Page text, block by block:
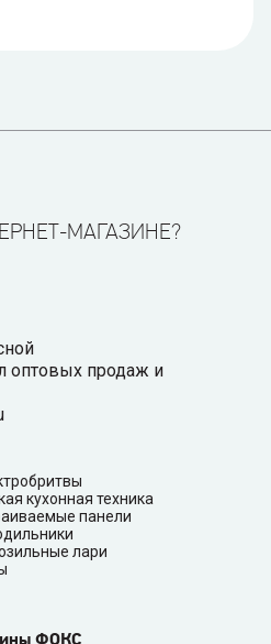
МАГАЗИНЕ?
оптовых продаж и
кухонная техника
панели
лари
ФОКС